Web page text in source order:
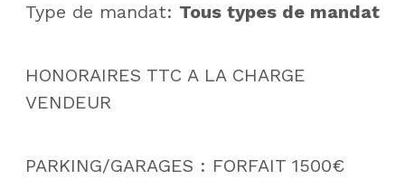
Type de mandat: Tous types de mandat
HONORAIRES TTC A LA CHARGE
VENDEUR
PARKING/GARAGES : FORFAIT 1500€